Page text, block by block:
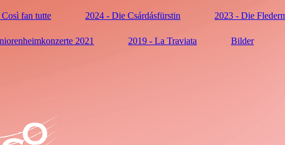
fan tutte 2024 - Die Csárdásfürstin 2023 - Die
2021 2019 - La Traviata Bilder